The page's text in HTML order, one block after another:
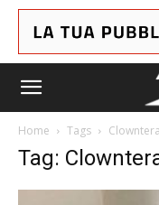
Home Tags
Tag: